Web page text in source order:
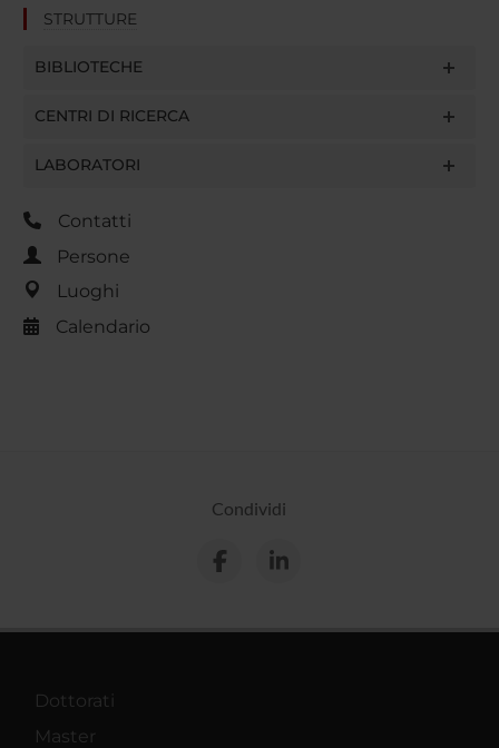
STRUTTURE
BIBLIOTECHE
CENTRI DI RICERCA
LABORATORI
Contatti
Persone
Luoghi
Calendario
Condividi
Dottorati
Master